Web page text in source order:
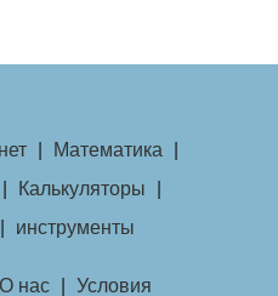
Математика
Калькуляторы
инструменты
О нас Условия